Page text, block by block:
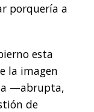
porquería a
esta
la imagen
—abrupta,
de